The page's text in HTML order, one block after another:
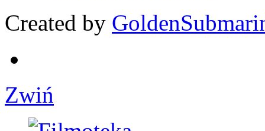
Created by
Zwiń